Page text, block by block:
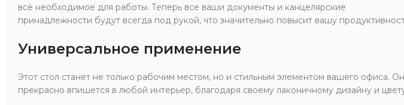
всё необходимое для работы. Теперь все ваши документы и канцелярские
принадлежности будут всегда под рукой, что значительно повысит вашу
Универсальное применение
Этот стол станет не только рабочим местом, но и стильным элементом вашего офиса. Он
прекрасно впишется в любой интерьер, благодаря своему лаконичному дизайну и